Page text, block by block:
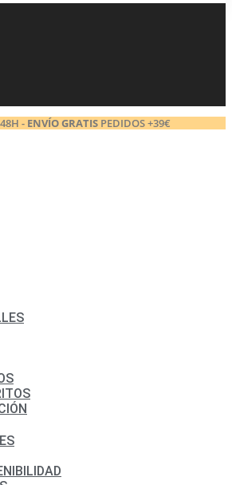
- ENVÍO GRATISPEDIDOS +39€